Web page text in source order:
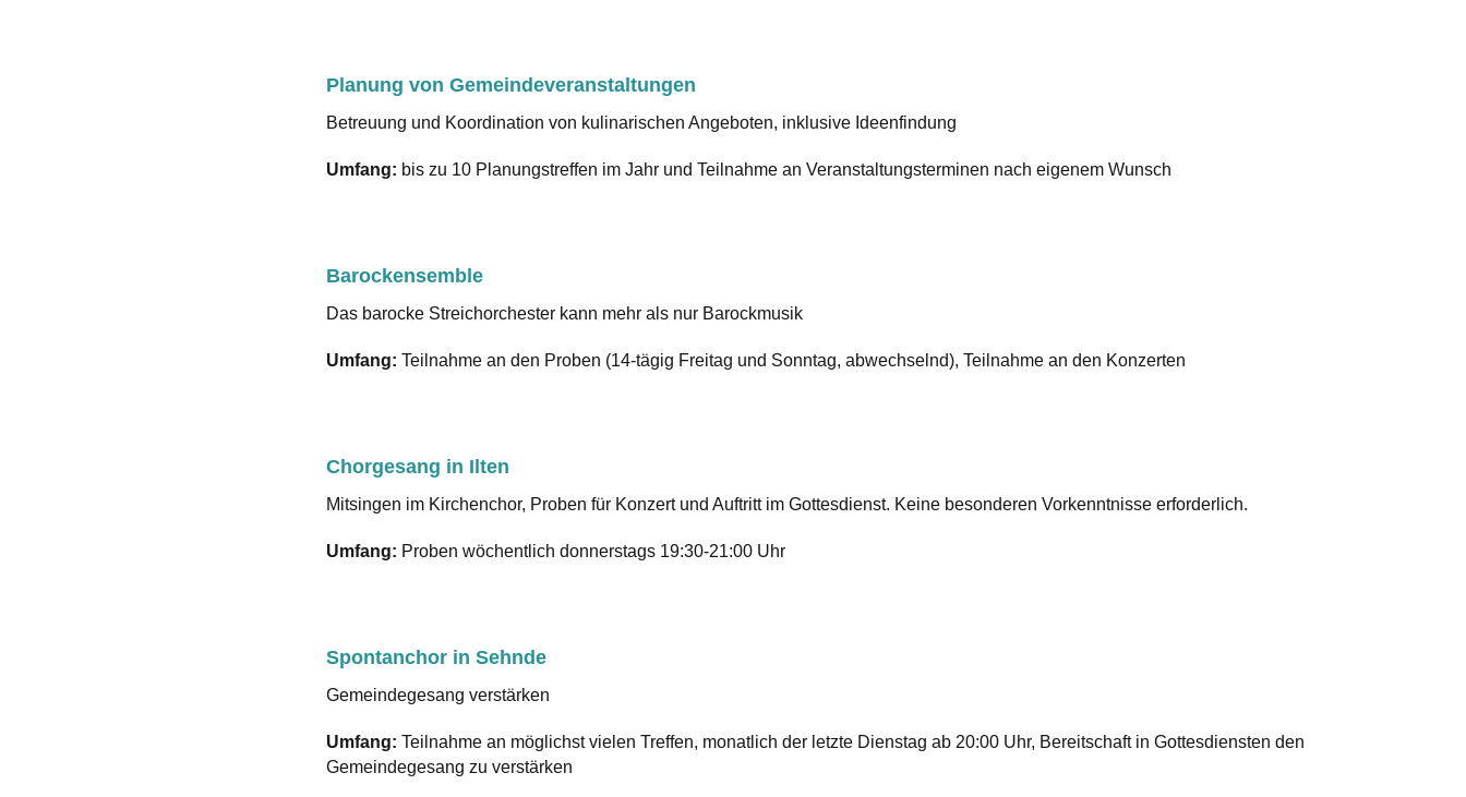
Planung von Gemeindeveranstaltungen
Betreuung und Koordination von kulinarischen Angeboten, inklusive Ideenfindung
Umfang: bis zu 10 Planungstreffen im Jahr und Teilnahme an Veranstaltungsterminen nach eigenem Wunsch
Barockensemble
Das barocke Streichorchester kann mehr als nur Barockmusik
Umfang: Teilnahme an den Proben (14-tägig Freitag und Sonntag, abwechselnd), Teilnahme an den Konzerten
Chorgesang in Ilten
Mitsingen im Kirchenchor, Proben für Konzert und Auftritt im Gottesdienst. Keine besonderen Vorkenntnisse erforderlich.
Umfang: Proben wöchentlich donnerstags 19:30-21:00 Uhr
Spontanchor in Sehnde
Gemeindegesang verstärken
Umfang: Teilnahme an möglichst vielen Treffen, monatlich der letzte Dienstag ab 20:00 Uhr, Bereitschaft in Gottesdiensten den
Gemeindegesang zu verstärken